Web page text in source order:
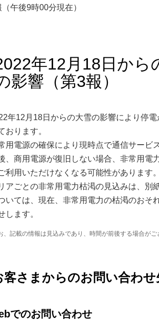
午後9時00分現在）
年12月18日から
影響（第3報）
年12月18日からの大雪の影響により停
おります。
用電源の確保により現時点で通信サービ
、商用電源が復旧しない場合、非常用電
利用いただけなくなる可能性があります
アごとの非常用電力枯渇の見込みは、別
いては、現在、非常用電力の枯渇のおそ
します。
、記載の情報は見込みであり、時間が前後する場合がご
客さまからのお問い合わせ
でのお問い合わせ